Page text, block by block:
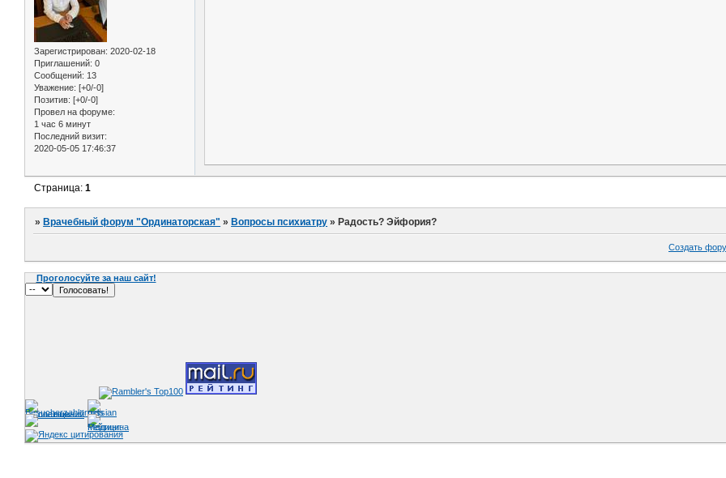
Зарегистрирован: 2020-02-18
Приглашений: 0
Сообщений: 13
Уважение: [+0/-0]
Позитив: [+0/-0]
Провел на форуме:
1 час 6 минут
Последний визит:
2020-05-05 17:46:37
Страница:1
»Врачебный форум "Ординаторская" »Вопросы психиатру »Радость? Эйфория?
Создать
Проголосуйте за наш сайт!